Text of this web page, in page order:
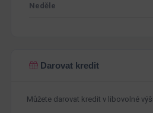
Neděle
Darovat kredit
Můžete darovat kredit v libovolné